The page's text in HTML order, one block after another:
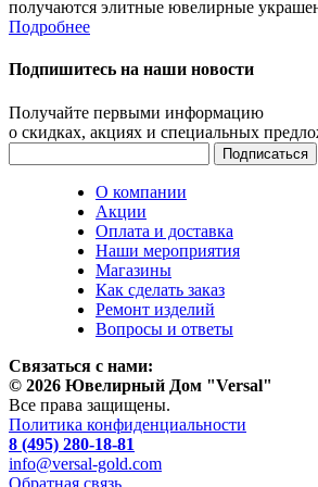
получаются элитные ювелирные
Подробнее
Подпишитесь на наши новости
Получайте первыми информацию
о скидках, акциях и специальных
О компании
Акции
Оплата и доставка
Наши мероприятия
Магазины
Как сделать заказ
Ремонт изделий
Вопросы и ответы
Связаться с нами:
© 2026 Ювелирный Дом "Versal"
Все права защищены.
Политика конфиденциальности
8 (495) 280-18-81
info@versal-gold.com
Обратная связь